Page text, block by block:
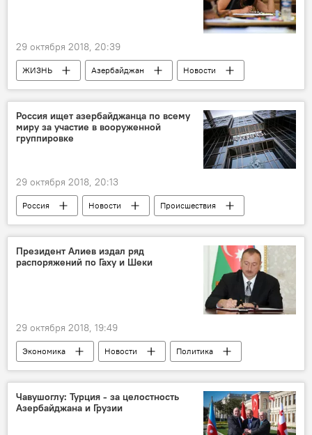
29 октября 2018, 20:39
ЖИЗНЬ Азербайджан
Новости
Экзамены
Абитуриенты
Тестирование
Россия ищет азербайджанца по всему
миру за участие в вооруженной
группировке
29 октября 2018, 20:13
Россия Новости
Происшествия
ЖИЗНЬ
Интерпол
Россия
Азербайджанец
Президент Алиев издал ряд
распоряжений по Гаху и Шеки
29 октября 2018, 19:49
Экономика Новости
Политика
Азербайджан
ЖИЗНЬ
Ильхам Алиев
Шеки
Чавушоглу: Турция - за целостность
Азербайджана и Грузии